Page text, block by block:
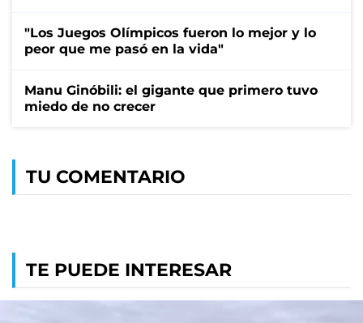
"Los Juegos Olímpicos fueron lo mejor y lo
peor que me pasó en la vida"
Manu Ginóbili: el gigante que primero tuvo
miedo de no crecer
TU COMENTARIO
TE PUEDE INTERESAR